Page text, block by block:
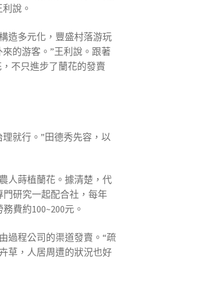
說。
造多元化，豐盛村落游玩
的游客。”王利說。跟著
不只進步了蘭花的發賣
就行。”田德秀先容，以
人蒔植蘭花。據清楚，代
研究一起配合社，每年
費約100~200元。
過程公司的渠道發賣。“疏
草，人居周遭的狀況也好